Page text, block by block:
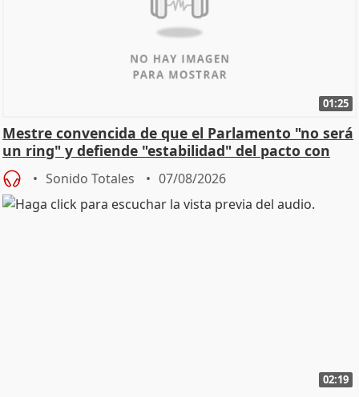
01:25
Mestre convencida de que el Parlamento "no será
un ring" y defiende "estabilidad" del pacto con
Vox
Sonido Totales 07/08/2026
02:19